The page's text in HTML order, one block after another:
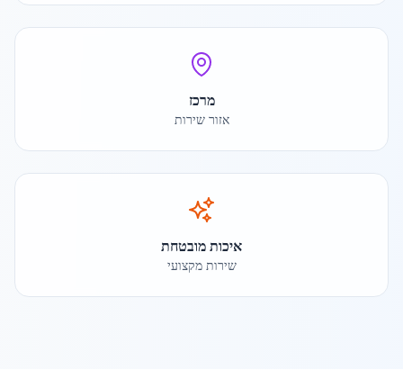
מרכז
אזור שירות
איכות מובטחת
שירות מקצועי